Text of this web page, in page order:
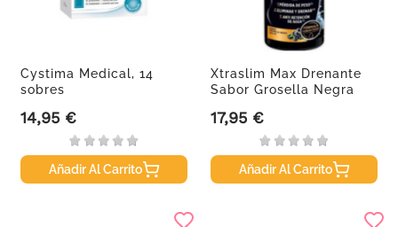
Cystima Medical, 14
sobres
Precio
14,95 €
Añadir Al Carrito
Xtraslim Max Drenante
Sabor Grosella Negra
Precio
17,95 €
Añadir Al Carrito